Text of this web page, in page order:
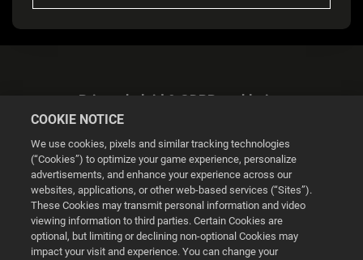
Privacybeleid & GDPR-verklaring
Cookie Settings
© 2026 2K
COOKIE NOTICE
We use cookies, pixels and similar tracking technologies
(“Cookies”) to optimize your game experience, personalize
advertisements, and enhance your experience across our
websites, applications, or other web-based services (“Sites”).
These Cookies may transmit personal information and video
viewing information to third parties. Certain Cookies are
optional, but limiting or declining non-optional Cookies may
impact your visit and experience. You can change your